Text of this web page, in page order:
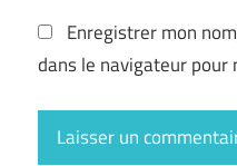
Enregistrer mon
dans le navigateur pour